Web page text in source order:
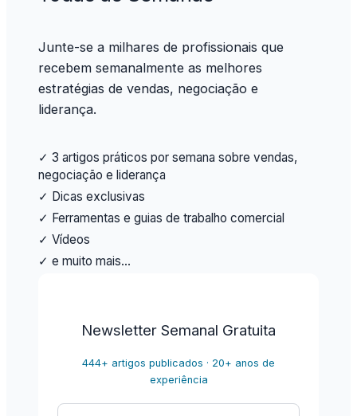
Junte-se a milhares de profissionais que
recebem semanalmente as melhores
estratégias de vendas, negociação e
liderança.
✓ 3 artigos práticos por semana sobre vendas,
negociação e liderança
✓ Dicas exclusivas
✓ Ferramentas e guias de trabalho comercial
✓ Vídeos
✓ e muito mais…
Newsletter Semanal Gratuita
444+ artigos publicados · 20+ anos de
experiência